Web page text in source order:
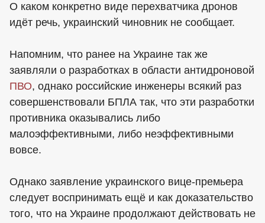
О каком конкретно виде перехватчика дронов
идёт речь, украинский чиновник не сообщает.
Напомним, что ранее на Украине так же
заявляли о разработках в области антидроновой
ПВО, однако российские инженеры всякий раз
совершенствовали БПЛА так, что эти разработки
противника оказывались либо
малоэффективными, либо неэффективными
вовсе.
Однако заявление украинского вице-премьера
следует воспринимать ещё и как доказательство
того, что на Украине продолжают действовать не